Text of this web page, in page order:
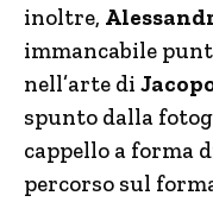
inoltre,
immancabile
nell’arte di
spunto dalla
cappello a forma
percorso sul